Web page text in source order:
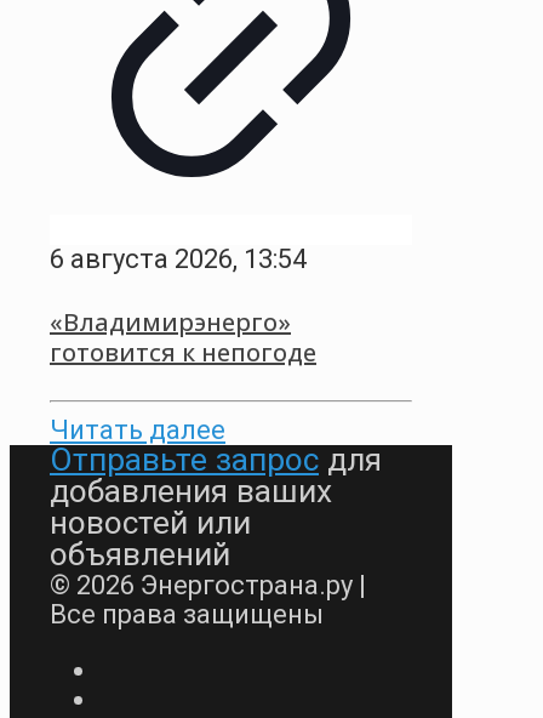
6 августа 2026, 13:54
«Владимирэнерго»
готовится к непогоде
Читать далее
Отправьте запрос для
добавления ваших
новостей или
объявлений
© 2026 Энергострана.ру |
Все права защищены